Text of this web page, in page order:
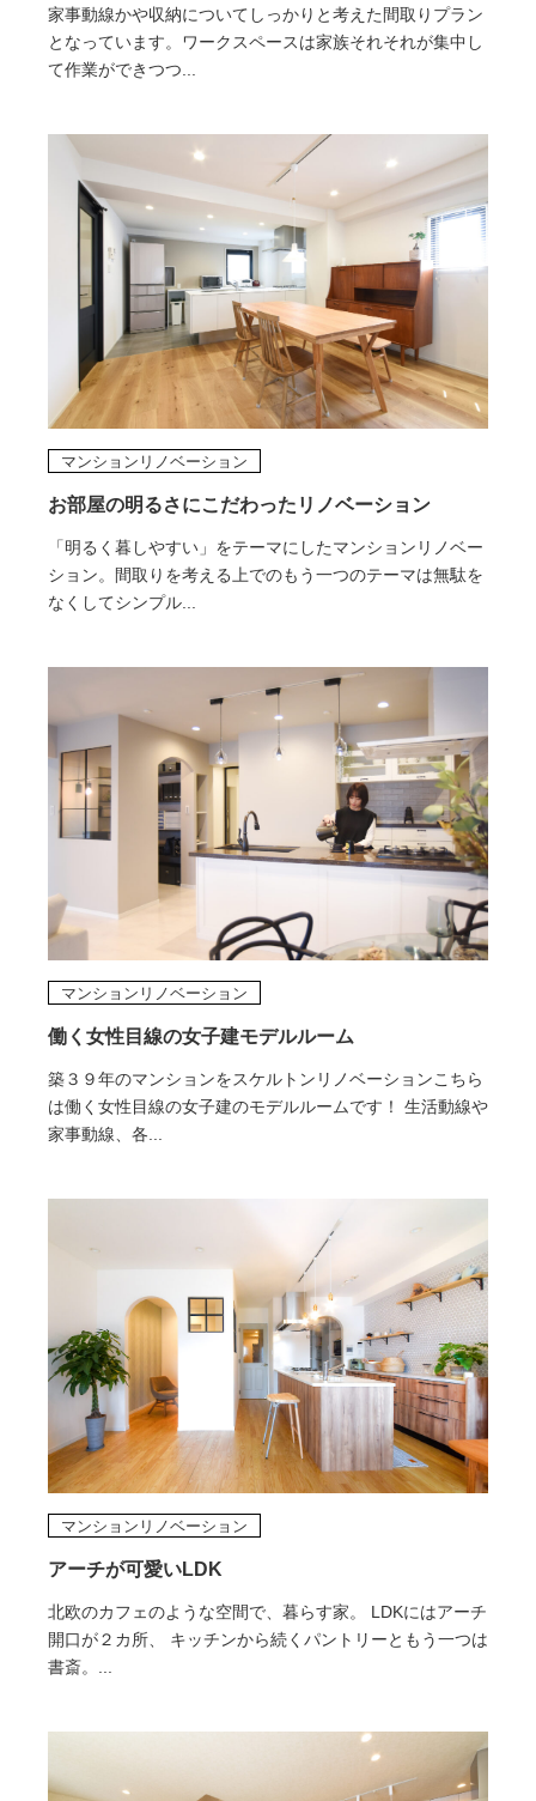
家事動線かや収納についてしっかりと考えた間取りプラン
となっています。ワークスペースは家族それそれが集中し
て作業ができつつ...
お部屋の明るさにこだわったリノベーション
「明るく暮しやすい」をテーマにしたマンションリノベー
ション。間取りを考える上でのもう一つのテーマは無駄を
なくしてシンプル...
マンションリノベーション
働く女性目線の女子建モデルルーム
築３９年のマンションをスケルトンリノベーションこちら
は働く女性目線の女子建のモデルルームです！ 生活動線や
家事動線、各...
マンションリノベーション
アーチが可愛いLDK
北欧のカフェのような空間で、暮らす家。 LDKにはアーチ
開口が２カ所、 キッチンから続くパントリーともう一つは
書斎。...
マンションリノベーション